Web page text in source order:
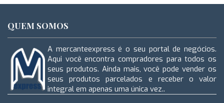
QUEM SOMOS
A mercanteexpress é o seu portal de negócios.
Aqui você encontra compradores para todos os
seus produtos. Ainda mais, você pode vender os
seus produtos parcelados e receber o valor
integral em apenas uma única vez..